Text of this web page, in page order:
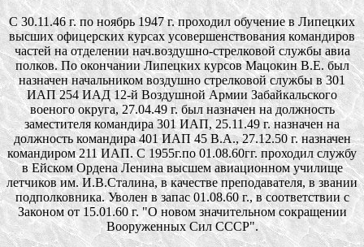
С 30.11.46 г. по ноябрь 1947 г. проходил обучение в Липецких
высших офицерских курсах усовершенствования командиров
частей на отделении нач.воздушно-стрелковой службы авиа
полков. По окончании Липецких курсов Мацокин В.Е. был
назначен начальником воздушно стрелковой службы в 301
ИАП 254 ИАД 12-й Воздушной Армии Забайкальского
военого округа, 27.04.49 г. был назначен на должность
заместителя командира 301 ИАП, 25.11.49 г. назначен на
должность командира 401 ИАП 45 В.А., 27.12.50 г. назначен
командиром 211 ИАП. С 1955г.по 01.08.60гг. проходил службу
в Ейском Ордена Ленина высшем авиационном училище
летчиков им. И.В.Сталина, в качестве преподавателя, в звании
подполковника. Уволен в запас 01.08.60 г., в соответствии с
Законом от 15.01.60 г. "О новом значительном сокращении
Вооруженных Сил СССР".